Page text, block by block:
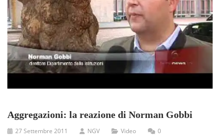
Aggregazioni: la reazione di Norman Gobbi
27 Settembre 2011 NGV Video 0